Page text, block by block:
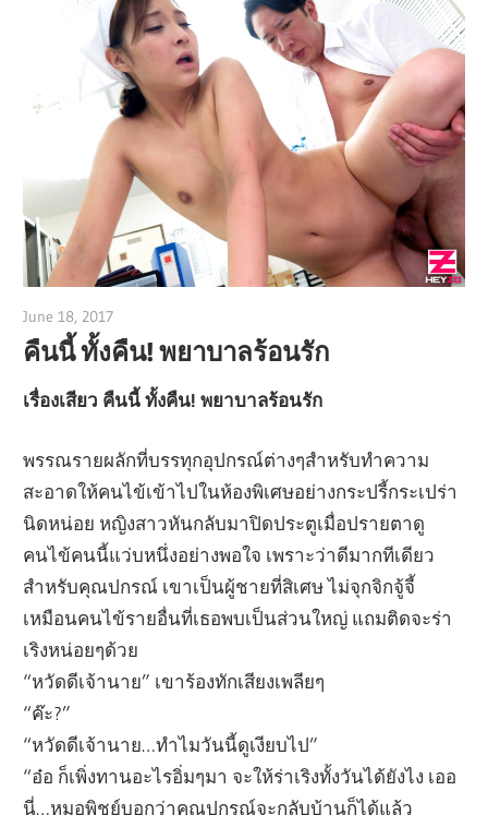
June 18, 2017
คืนนี้ ทั้งคืน! พยาบาลร้อนรัก
เรื่องเสียว คืนนี้ ทั้งคืน! พยาบาลร้อนรัก
พรรณรายผลักที่บรรทุกอุปกรณ์ต่างๆสำหรับทำความ
สะอาดให้คนไข้เข้าไปในห้องพิเศษอย่างกระปรี้กระเปร่า
นิดหน่อย หญิงสาวหันกลับมาปิดประตูเมื่อปรายตาดู
คนไข้คนนี้แว่บหนึ่งอย่างพอใจ เพราะว่าดีมากทีเดียว
สำหรับคุณปกรณ์ เขาเป็นผู้ชายที่สิเศษ ไม่จุกจิกจู้จี้
เหมือนคนไข้รายอื่นที่เธอพบเป็นส่วนใหญ่ แถมติดจะร่า
เริงหน่อยๆด้วย
“หวัดดีเจ้านาย” เขาร้องทักเสียงเพลียๆ
“ค๊ะ?”
“หวัดดีเจ้านาย…ทำไมวันนี้ดูเงียบไป”
“อ๋อ ก็เพิ่งทานอะไรอิ่มๆมา จะให้ร่าเริงทั้งวันได้ยังไง เออ
นี่…หมอพิชย์บอกว่าคุณปกรณ์จะกลับบ้านก็ได้แล้ว